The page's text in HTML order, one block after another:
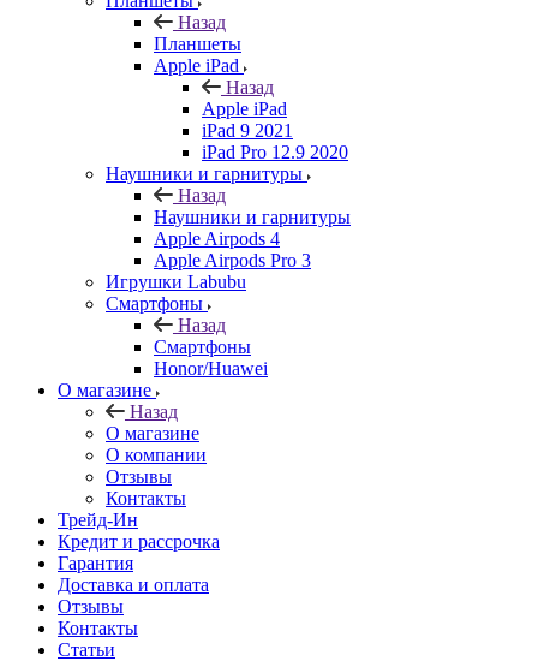
Назад
Планшеты
Apple iPad
Назад
Apple iPad
iPad 9 2021
iPad Pro 12.9 2020
Наушники и гарнитуры
Назад
Наушники и гарнитуры
Apple Airpods 4
Apple Airpods Pro 3
Игрушки Labubu
Смартфоны
Назад
Смартфоны
Honor/Huawei
О магазине
Назад
О магазине
О компании
Отзывы
Контакты
Трейд-Ин
Кредит и рассрочка
Гарантия
Доставка и оплата
Отзывы
Контакты
Статьи